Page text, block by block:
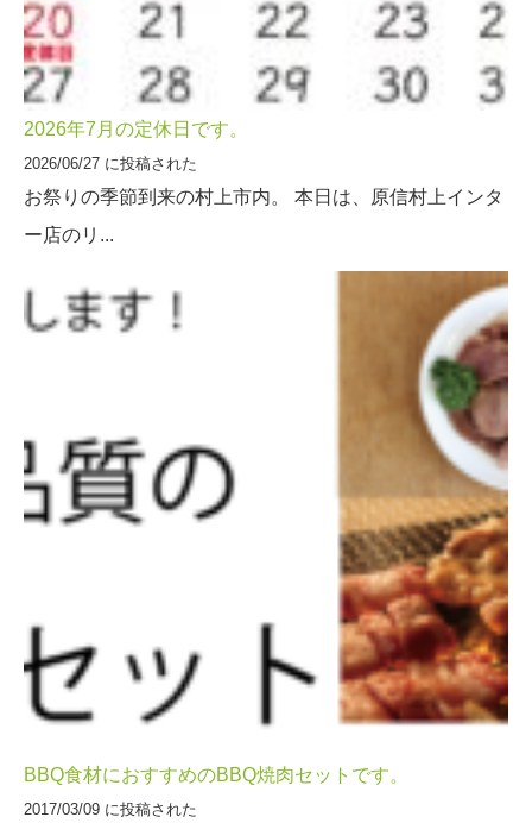
2026年7月の定休日です。
2026/06/27 に投稿された
お祭りの季節到来の村上市内。 本日は、原信村上インタ
ー店のリ...
BBQ食材におすすめのBBQ焼肉セットです。
2017/03/09 に投稿された